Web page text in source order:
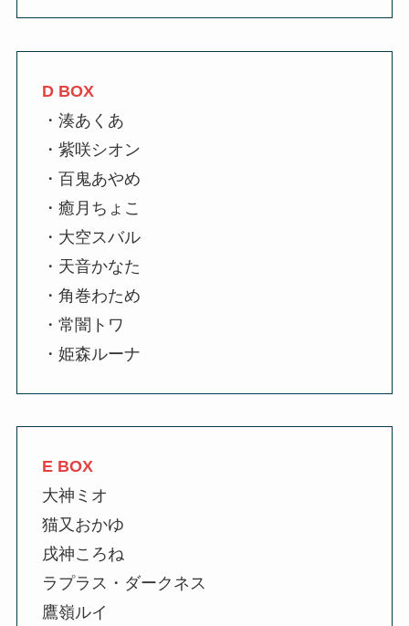
D BOX
・湊あくあ
・紫咲シオン
・百鬼あやめ
・癒月ちょこ
・大空スバル
・天音かなた
・角巻わため
・常闇トワ
・姫森ルーナ
E BOX
大神ミオ
猫又おかゆ
戌神ころね
ラプラス・ダークネス
鷹嶺ルイ